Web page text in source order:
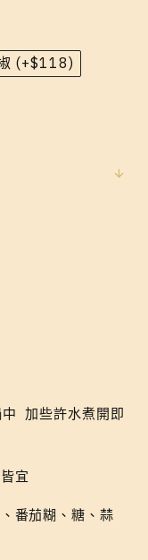
(+$118)
加些許水煮開即
宜
番茄糊、糖、蒜